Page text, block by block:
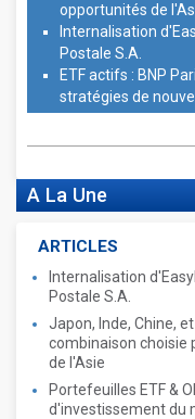
opportunités de
Internalisation
Postale S.A.
ETF actifs : BNP
stratégies de
A La Une
ARTICLES
Internalisation
Postale S.A.
Japon, Inde, Chine,
combinaison choisie
de l'Asie
Portefeuilles ETF &
d'investissement du